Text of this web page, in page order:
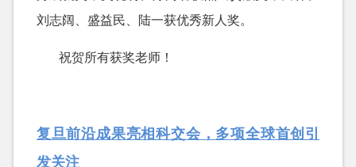
刘志阔、盛益民、陆一获优秀新人奖。
祝贺所有获奖老师！
复旦前沿成果亮相科交会，多项全球首创引
发关注